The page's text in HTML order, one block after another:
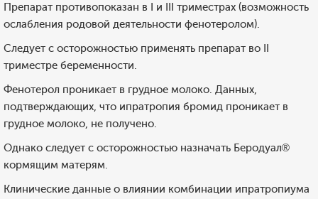
Препарат противопоказан в I и III триместрах (возможность
ослабления родовой деятельности фенотеролом).
Следует с осторожностью применять препарат во II
триместре беременности.
Фенотерол проникает в грудное молоко. Данных,
подтверждающих, что ипратропия бромид проникает в
грудное молоко, не получено.
Однако следует с осторожностью назначать Беродуал®
кормящим матерям.
Клинические данные о влиянии комбинации ипратропиума